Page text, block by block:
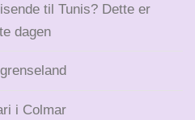
til Tunis? Dette er
dagen
i Colmar